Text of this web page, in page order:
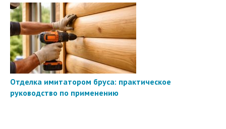
Отделка имитатором бруса: практическое
руководство по применению